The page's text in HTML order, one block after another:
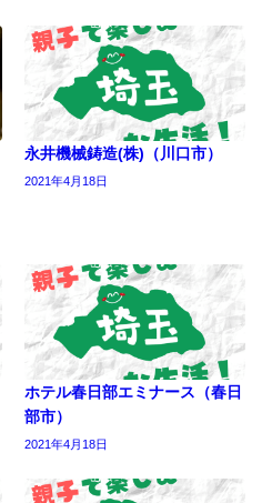
永井機械鋳造(株)（川口市）
2021年4月18日
ホテル春日部エミナース（春日
部市）
2021年4月18日